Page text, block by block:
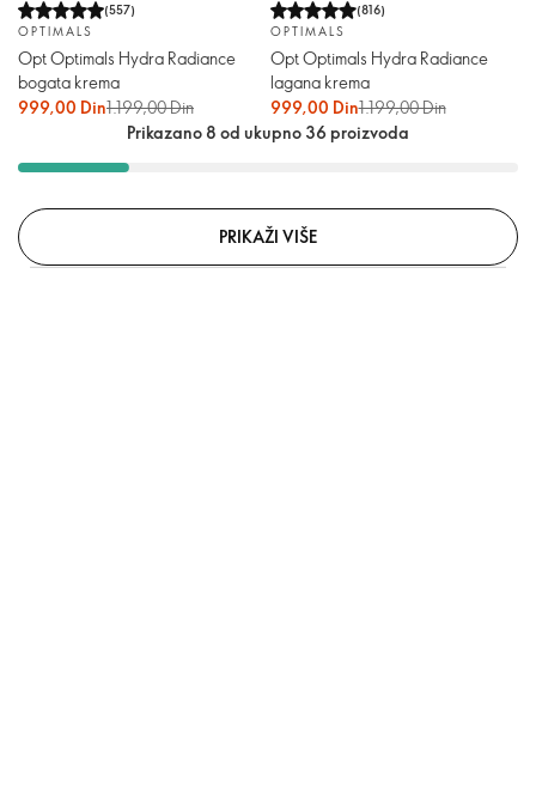
(557)
OPTIMALS
Opt Optimals Hydra Radiance
bogata krema
999,00 Din1.199,00 Din
(816)
OPTIMALS
Opt Optimals Hydra Radiance
lagana krema
999,00 Din1.199,00 Din
Prikazano 8 od ukupno 36 proizvoda
PRIKAŽI VIŠE